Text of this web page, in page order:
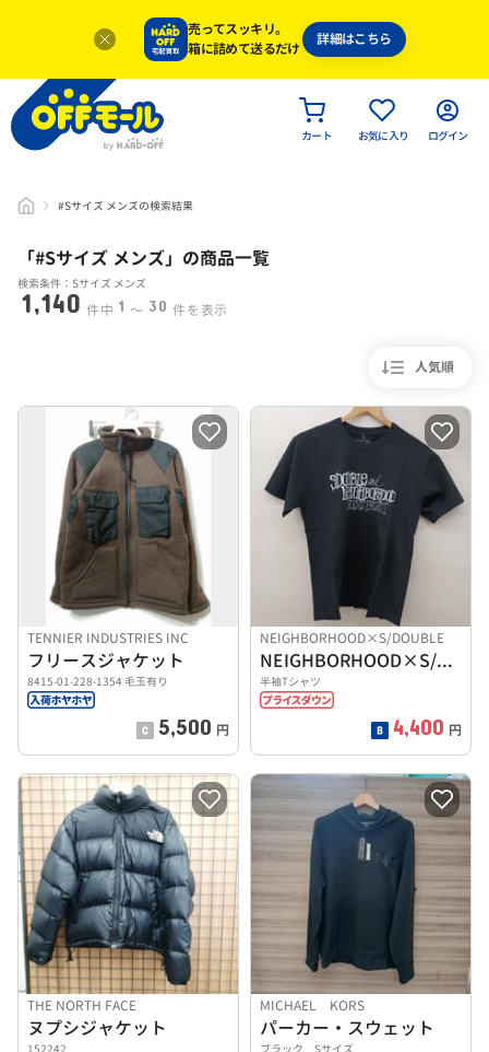
売ってスッキリ。
箱に詰めて送るだけ
詳細はこちら
カート お気に入り ログイン
#Sサイズ メンズの検索結果
「#Sサイズ メンズ」 の商品一覧
検索条件：Sサイズ メンズ
1,140 件中 1 〜 30 件を表示
人気順
TENNIER INDUSTRIES INC
フリースジャケット
8415-01-228-1354 毛玉有り
5,500 円
NEIGHBORHOOD×S/DOUBLE
NEIGHBORHOOD×S/DOUBL
半袖Tシャツ
4,400 円
THE NORTH FACE
ヌプシジャケット
152242
MICHAEL KORS
パーカー・スウェット
ブラック Sサイズ